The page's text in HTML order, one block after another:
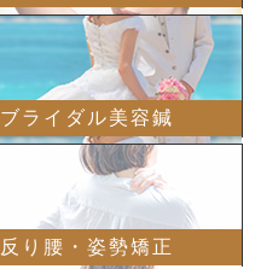
ブライダル美容鍼
反り腰・姿勢矯正